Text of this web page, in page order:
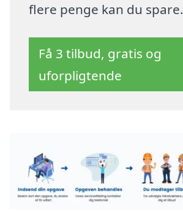
flere penge kan du spare.
Få 3 tilbud, gratis og
uforpligtende